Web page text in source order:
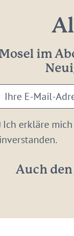
Mosel im
Ihre
Ich erkläre
Auch den